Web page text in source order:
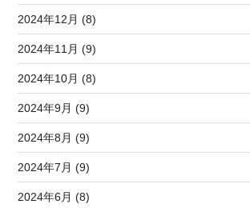
2024年12月 (8)
2024年11月 (9)
2024年10月 (8)
2024年9月 (9)
2024年8月 (9)
2024年7月 (9)
2024年6月 (8)